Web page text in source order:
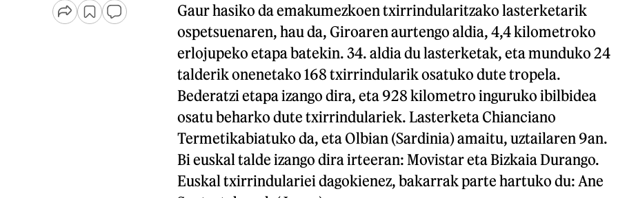
Gaur hasiko da emakumezkoen txirrindularitzako lasterketarik
ospetsuenaren, hau da, Giroaren aurtengo aldia, 4,4 kilometroko
erlojupeko etapa batekin. 34. aldia du lasterketak, eta munduko 24
talderik onenetako 168 txirrindularik osatuko dute tropela.
Bederatzi etapa izango dira, eta 928 kilometro inguruko ibilbidea
osatu beharko dute txirrindulariek. Lasterketa Chianciano
Termetikabiatuko da, eta Olbian (Sardinia) amaitu, uztailaren 9an.
Bi euskal talde izango dira irteeran: Movistar eta Bizkaia Durango.
Euskal txirrindulariei dagokienez, bakarrak parte hartuko du: Ane